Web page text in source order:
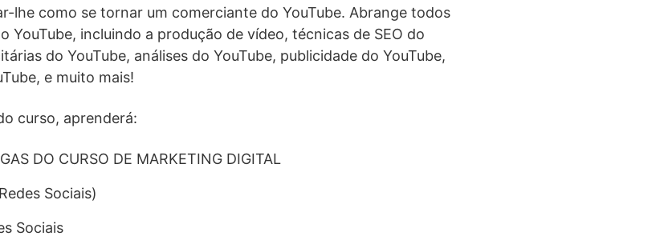
lhe como se tornar um comerciante do YouTube. Abrange todos
YouTube, incluindo a produção de vídeo, técnicas de SEO do
do YouTube, análises do YouTube, publicidade do YouTube,
e muito mais!
curso, aprenderá:
DO CURSO DE MARKETING DIGITAL
Sociais)
Sociais